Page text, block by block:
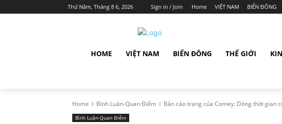
Thứ Năm, Tháng 8 6, 2026 Sign in / Join Home VIỆT NAM BIỂN ĐÔNG
HOME VIỆT NAM BIỂN ĐÔNG THẾ GIỚI
Home Bình Luận-Quan Điểm Bản cáo trạng của Comey: Dòng thời gian
Bình Luận-Quan Điểm